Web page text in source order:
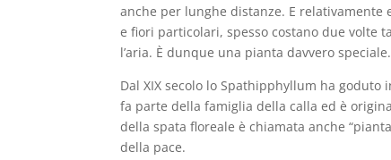
anche per lunghe distanze. E
e fiori particolari, spesso costano due volte
l’aria. È dunque una pianta davvero speciale.
Dal XIX secolo lo Spathipphyllum ha
fa parte della famiglia della calla ed è
della spata floreale è chiamata anche
della pace.